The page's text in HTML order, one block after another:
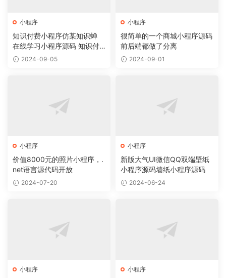
小程序
知识付费小程序仿某知识蝉
在线学习小程序源码 知识付
费系统2024-09-05
小程序
很简单的一个商城小程序源码
前后端都做了分离
2024-09-01
小程序
价值8000元的照片小程序，.
net语言源代码开放
2024-07-20
小程序
新版大气UI微信QQ双端壁纸
小程序源码墙纸小程序源码
2024-06-24
小程序 小程序